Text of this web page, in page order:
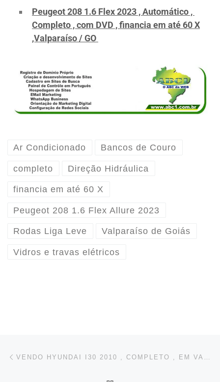
Peugeot 208 1.6 Flex 2023 , Automático ,
Completo , com DVD , financia em até 60 X
,Valparaíso / GO
Ar Condicionado Bancos de Couro
completo Direção Hidráulica
financia em até 60 X
Peugeot 208 1.6 Flex Allure 2023
Rodas Liga Leve Valparaíso de Goiás
Vidros e travas elétricos
Post navigation